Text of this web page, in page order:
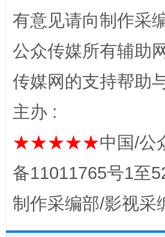
完善运行机制助力责任有效落实
有意见请向制作采
公众传媒所有辅助
传媒网的支持帮助
主办 :
★★★★★中国/公
备11011765号1至
制作采编部/影视采